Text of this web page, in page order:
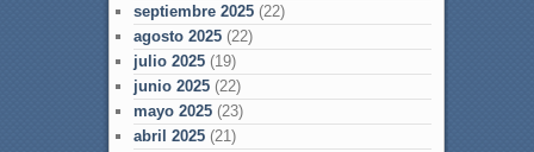
septiembre 2025(22)
agosto 2025(22)
julio 2025(19)
junio 2025(22)
mayo 2025(23)
abril 2025(21)